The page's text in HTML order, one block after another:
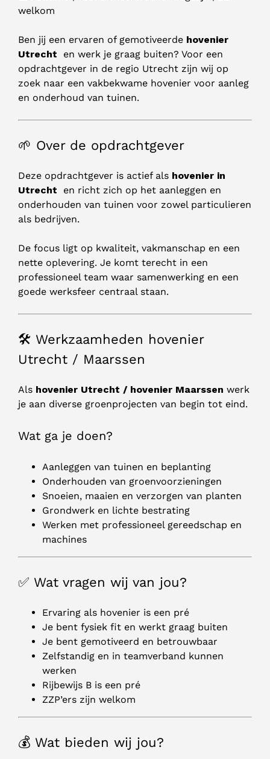
welkom
Ben jij een ervaren of gemotiveerde hovenier
Utrecht
en werk je graag buiten? Voor een
opdrachtgever in de regio Utrecht zijn wij op
zoek naar een vakbekwame hovenier voor aanleg
en onderhoud van tuinen.
🌱 Over de opdrachtgever
Deze opdrachtgever is actief als hovenier in
Utrecht
en richt zich op het aanleggen en
onderhouden van tuinen voor zowel particulieren
als bedrijven.
De focus ligt op kwaliteit, vakmanschap en een
nette oplevering. Je komt terecht in een
professioneel team waar samenwerking en een
goede werksfeer centraal staan.
🛠️ Werkzaamheden hovenier
Utrecht / Maarssen
Als hovenier Utrecht / hovenier Maarssen werk
je aan diverse groenprojecten van begin tot eind.
Wat ga je doen?
Aanleggen van tuinen en beplanting
Onderhouden van groenvoorzieningen
Snoeien, maaien en verzorgen van planten
Grondwerk en lichte bestrating
Werken met professioneel gereedschap en
machines
✅ Wat vragen wij van jou?
Ervaring als hovenier is een pré
Je bent fysiek fit en werkt graag buiten
Je bent gemotiveerd en betrouwbaar
Zelfstandig en in teamverband kunnen
werken
Rijbewijs B is een pré
ZZP’ers zijn welkom
💰 Wat bieden wij jou?